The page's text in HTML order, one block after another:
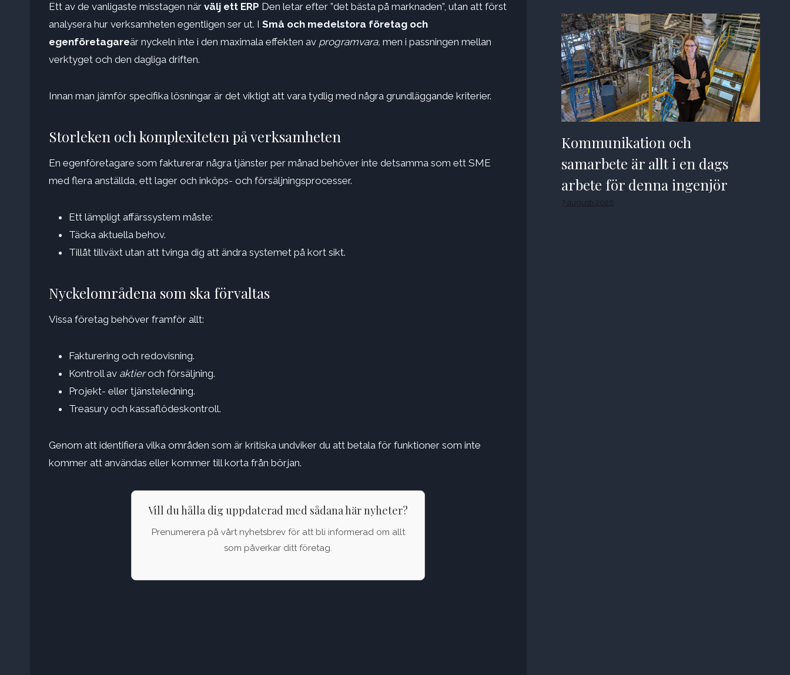
Ett av de vanligaste misstagen när välj ett ERP Den letar efter ”det bästa på marknaden”, utan att först
analysera hur verksamheten egentligen ser ut. I Små och medelstora företag och
egenföretagareär nyckeln inte i den maximala effekten av programvara, men i passningen mellan
verktyget och den dagliga driften.
Innan man jämför specifika lösningar är det viktigt att vara tydlig med några grundläggande kriterier.
Storleken och komplexiteten på verksamheten
En egenföretagare som fakturerar några tjänster per månad behöver inte detsamma som ett SME
med flera anställda, ett lager och inköps- och försäljningsprocesser.
Ett lämpligt affärssystem måste:
Täcka aktuella behov.
Tillåt tillväxt utan att tvinga dig att ändra systemet på kort sikt.
Nyckelområdena som ska förvaltas
Vissa företag behöver framför allt:
Fakturering och redovisning.
Kontroll av aktieroch försäljning.
Projekt- eller tjänsteledning.
Treasury och kassaflödeskontroll.
Genom att identifiera vilka områden som är kritiska undviker du att betala för funktioner som inte
kommer att användas eller kommer till korta från början.
Vill du hålla dig uppdaterad med sådana här nyheter?
Prenumerera på vårt nyhetsbrev för att bli informerad om allt
som påverkar ditt företag.
Kommunikation och
samarbete är allt i en dags
arbete för denna ingenjör
7 augusti 2026